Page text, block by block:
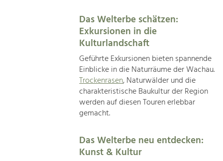
Das Welterbe schätzen:
Exkursionen in die
Kulturlandschaft
Geführte Exkursionen bieten spannende
Einblicke in die Naturräume der Wachau.
Trockenrasen, Naturwälder und die
charakteristische Baukultur der Region
werden auf diesen Touren erlebbar
gemacht.
Das Welterbe neu entdecken:
Kunst & Kultur